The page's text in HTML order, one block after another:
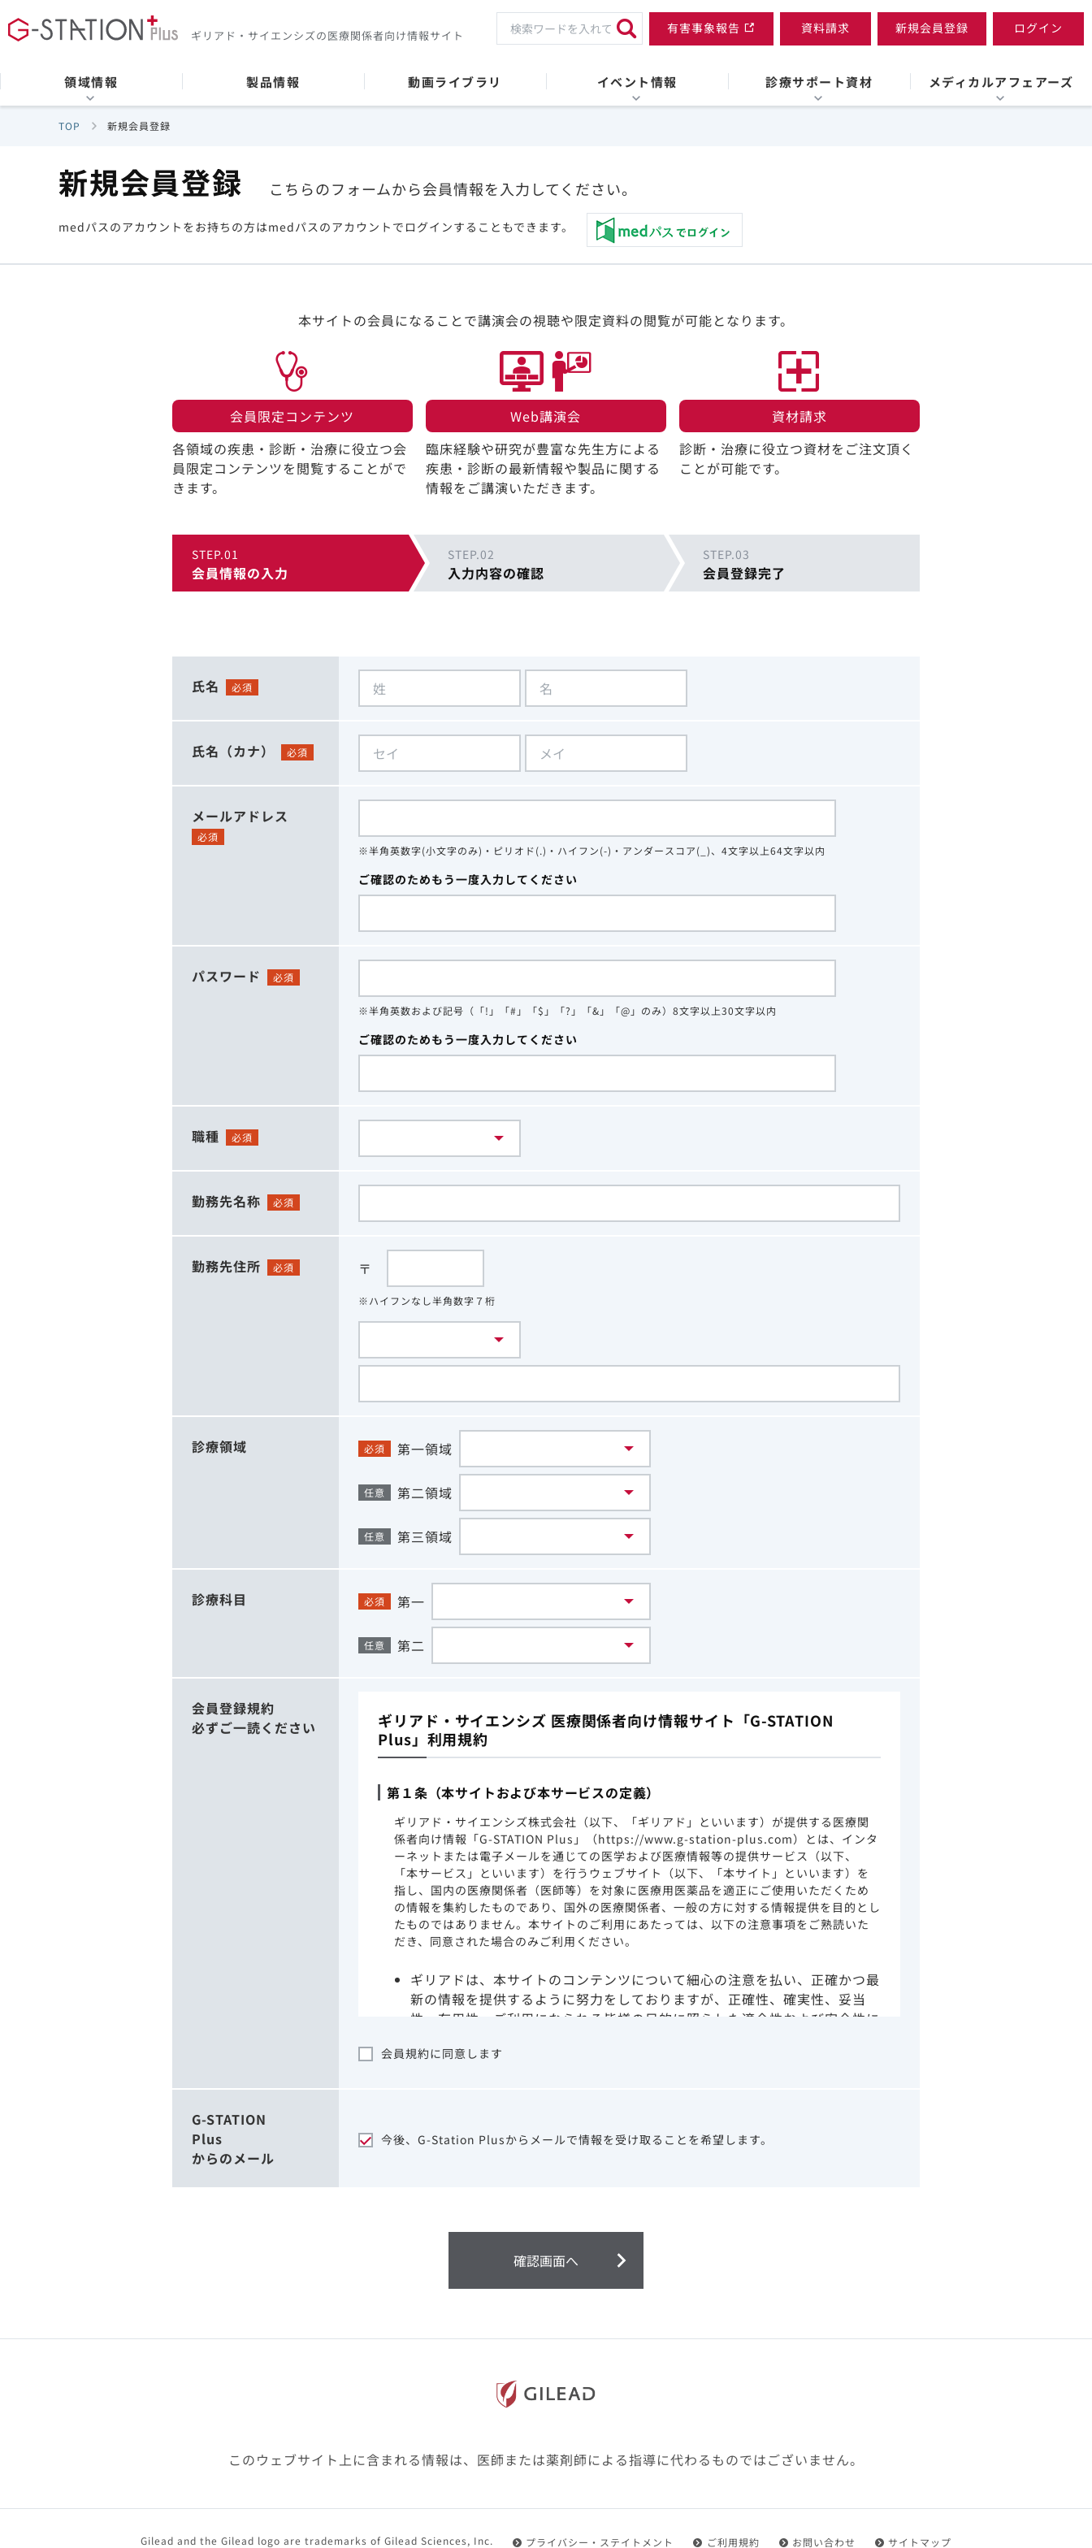
ギリアド・サイエンシズの医療関係者向け情報サイト 有害事象報告 資料請求 新規会員登録 ログイン
領域情報 製品情報 動画ライブラリ イベント情報 診療サポート資材 メディカルアフェアーズ
TOP 新規会員登録
新規会員登録 こちらのフォームから会員情報を入力してください。
medパスのアカウントをお持ちの方はmedパスのアカウントでログインすることもできます。
本サイトの会員になることで講演会の視聴や限定資料の閲覧が可能となります。
会員限定コンテンツ​
各領域の疾患・診断・治療に役立つ会
員限定コンテンツを閲覧することがで
きます。​
Web講演会​
臨床経験や研究が豊富な先生方による
疾患・診断の最新情報や製品に関する
情報をご講演いただきます。
資材請求​
診断・治療に役立つ資材をご注文頂く
ことが可能です。
STEP.01
会員情報の入力
STEP.02
入力内容の確認
STEP.03
会員登録完了
氏名 必須
氏名（カナ） 必須
メールアドレス
必須
※半角英数字(小文字のみ)・ピリオド(.)・ハイフン(-)・アンダースコア(_)、4文字以上64文字以内
ご確認のためもう一度入力してください
パスワード 必須
※半角英数および記号（「!」「#」「$」「?」「&」「@」のみ）8文字以上30文字以内
ご確認のためもう一度入力してください
職種 必須
勤務先名称 必須
勤務先住所 必須 〒
※ハイフンなし半角数字７桁
診療領域 必須 第一領域
任意 第二領域
任意 第三領域
診療科目 必須 第一
任意 第二
会員登録規約
必ずご一読ください
ギリアド・サイエンシズ 医療関係者向け情報サイト「G-STATION
Plus」利用規約
第１条（本サイトおよび本サービスの定義）
ギリアド・サイエンシズ株式会社（以下、「ギリアド」といいます）が提供する医療関
係者向け情報「G-STATION Plus」（https://www.g-station-plus.com）とは、インタ
ーネットまたは電子メールを通じての医学および医療情報等の提供サービス（以下、
「本サービス」といいます）を行うウェブサイト（以下、「本サイト」といいます）を
指し、国内の医療関係者（医師等）を対象に医療用医薬品を適正にご使用いただくため
の情報を集約したものであり、国外の医療関係者、一般の方に対する情報提供を目的とし
たものではありません。本サイトのご利用にあたっては、以下の注意事項をご熟読いた
だき、同意された場合のみご利用ください。
ギリアドは、本サイトのコンテンツについて細心の注意を払い、正確かつ最
新の情報を提供するように努力をしておりますが、正確性、確実性、妥当
性、有用性、ご利用になられる皆様の目的に照らした適合性および安全性に
サイトを利用することまたは利用できなかったことより生じる損害について
本サイト内の情報は、医師その他医療関係者が行なうべきアドバイスやサー
第２条（会員）
1.会員とは、医療関係者の方で、本サービスの利用規約（以下、「本規約」といいます）
4.会員は、設置した機器がギリアドの示す利用環境に適合していない場合や自らの機器の
設定により本サービスの利用ができない場合があることを予め了承するものとします。ま
5.会員は、登録した会員情報に変更が生じた場合には、その都度速やかに本サイト内に設
会員規約に同意します
G-STATION
Plus
からのメール
今後、G-Station Plusからメールで情報を受け取ることを希望します。
確認画面へ
このウェブサイト上に含まれる情報は、医師または薬剤師による指導に代わるものではございません。
Gilead and the Gilead logo are trademarks of Gilead Sciences, Inc. プライバシー・ステイトメント ご利用規約 お問い合わせ サイトマップ